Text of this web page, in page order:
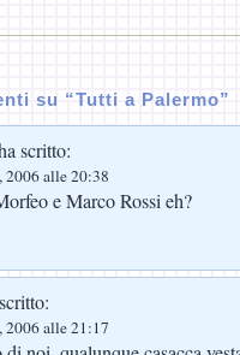
su “Tutti a Palermo”
scritto:
alle 20:38
e Marco Rossi eh?
alle 21:17